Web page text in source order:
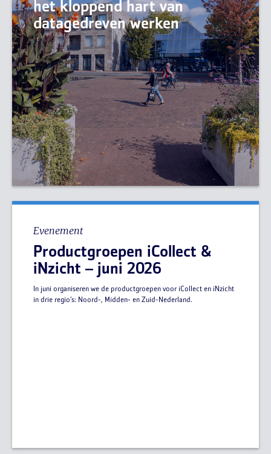
het kloppend hart van
datagedreven werken
Evenement
Productgroepen iCollect &
iNzicht – juni 2026
In juni organiseren we de productgroepen voor iCollect en iNzicht
in drie regio’s: Noord-, Midden- en Zuid-Nederland.